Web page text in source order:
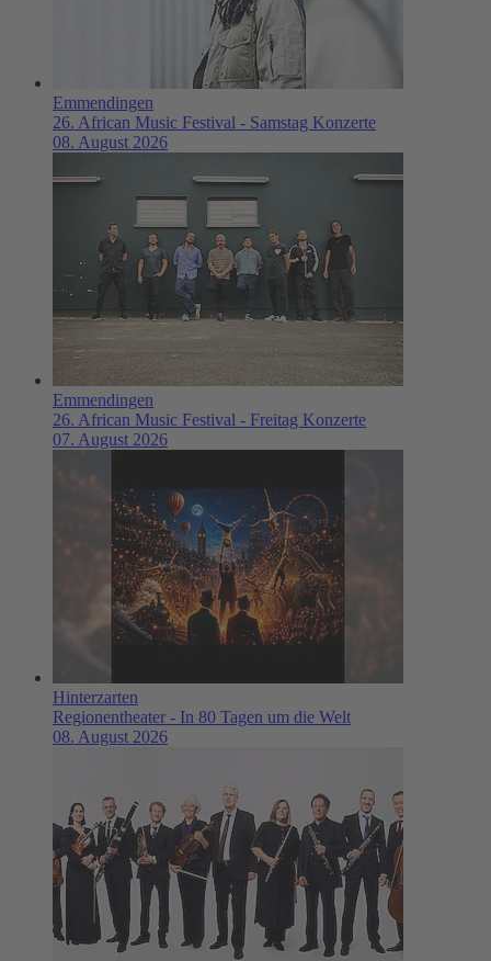
Emmendingen
26. African Music Festival - Samstag Konzerte
08. August 2026
Emmendingen
26. African Music Festival - Freitag Konzerte
07. August 2026
Hinterzarten
Regionentheater - In 80 Tagen um die Welt
08. August 2026